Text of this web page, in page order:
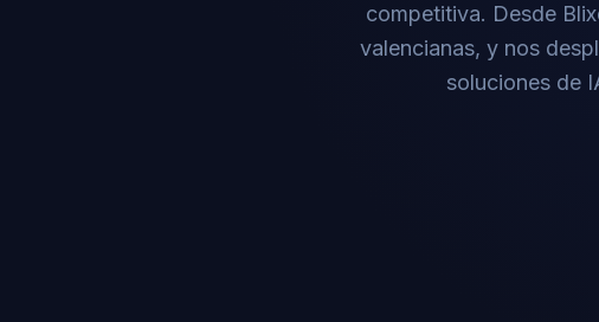
competitiva. Desde
valencianas, y nos
soluciones de